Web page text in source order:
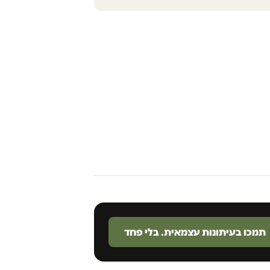
תמכו בעיתונות עצמאית. בלי פחד